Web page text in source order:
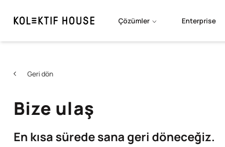
Çözümler Enterprise
Geri dön
Bize ulaş
En kısa sürede sana geri döneceğiz.